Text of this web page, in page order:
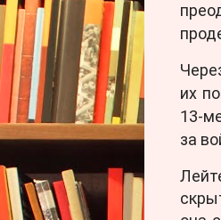
их
13-
за